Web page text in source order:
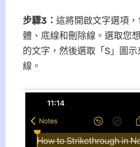
步驟3 ： 這將開啟文字選項
體、底線和刪除線。選取您
的文字，然後選取「S」圖
線。